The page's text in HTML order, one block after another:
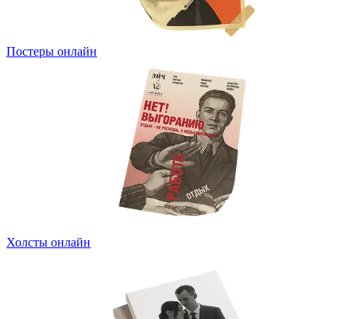
Постеры онлайн
Холсты онлайн